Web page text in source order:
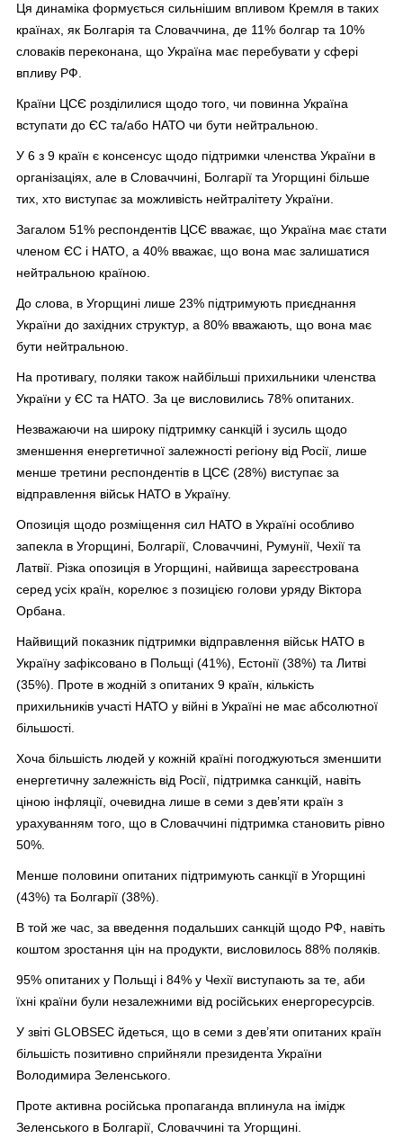
Ця динаміка формується сильнішим впливом Кремля в таких
країнах, як Болгарія та Словаччина, де 11% болгар та 10%
словаків переконана, що Україна має перебувати у сфері
впливу РФ.
Країни ЦСЄ розділилися щодо того, чи повинна Україна
вступати до ЄС та/або НАТО чи бути нейтральною.
У 6 з 9 країн є консенсус щодо підтримки членства України в
організаціях, але в Словаччині, Болгарії та Угорщині більше
тих, хто виступає за можливість нейтралітету України.
Загалом 51% респондентів ЦСЄ вважає, що Україна має стати
членом ЄС і НАТО, а 40% вважає, що вона має залишатися
нейтральною країною.
До слова, в Угорщині лише 23% підтримують приєднання
України до західних структур, а 80% вважають, що вона має
бути нейтральною.
На противагу, поляки також найбільші прихильники членства
України у ЄС та НАТО. За це висловились 78% опитаних.
Незважаючи на широку підтримку санкцій і зусиль щодо
зменшення енергетичної залежності регіону від Росії, лише
менше третини респондентів в ЦСЄ (28%) виступає за
відправлення військ НАТО в Україну.
Опозиція щодо розміщення сил НАТО в Україні особливо
запекла в Угорщині, Болгарії, Словаччині, Румунії, Чехії та
Латвії. Різка опозиція в Угорщині, найвища зареєстрована
серед усіх країн, корелює з позицією голови уряду Віктора
Орбана.
Найвищий показник підтримки відправлення військ НАТО в
Україну зафіксовано в Польщі (41%), Естонії (38%) та Литві
(35%). Проте в жодній з опитаних 9 країн, кількість
прихильників участі НАТО у війні в Україні не має абсолютної
більшості.
Хоча більшість людей у кожній країні погоджуються зменшити
енергетичну залежність від Росії, підтримка санкцій, навіть
ціною інфляції, очевидна лише в семи з дев’яти країн з
урахуванням того, що в Словаччині підтримка становить рівно
50%.
Менше половини опитаних підтримують санкції в Угорщині
(43%) та Болгарії (38%).
В той же час, за введення подальших санкцій щодо РФ, навіть
коштом зростання цін на продукти, висловилось 88% поляків.
95% опитаних у Польщі і 84% у Чехії виступають за те, аби
їхні країни були незалежними від російських енергоресурсів.
У звіті GLOBSEC йдеться, що в семи з дев’яти опитаних країн
більшість позитивно сприйняли президента України
Володимира Зеленського.
Проте активна російська пропаганда вплинула на імідж
Зеленського в Болгарії, Словаччині та Угорщині.